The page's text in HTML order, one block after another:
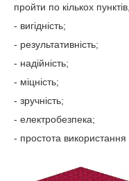
пройти по кількох
- вигідність;
- результативність;
- надійність;
- міцність;
- зручність;
- електробезпека;
- простота